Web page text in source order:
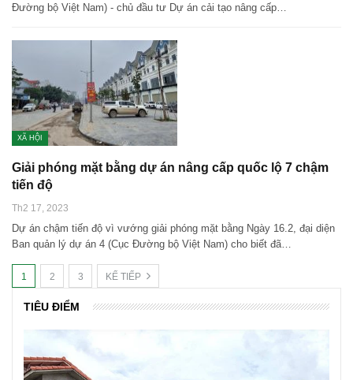
Đường bộ Việt Nam) - chủ đầu tư Dự án cải tạo nâng cấp…
XÃ HỘI
Giải phóng mặt bằng dự án nâng cấp quốc lộ 7 chậm
tiến độ
Th2 17, 2023
Dự án chậm tiến độ vì vướng giải phóng mặt bằng Ngày 16.2, đại diện
Ban quản lý dự án 4 (Cục Đường bộ Việt Nam) cho biết đã…
1 2 3 KẾ TIẾP
TIÊU ĐIỂM